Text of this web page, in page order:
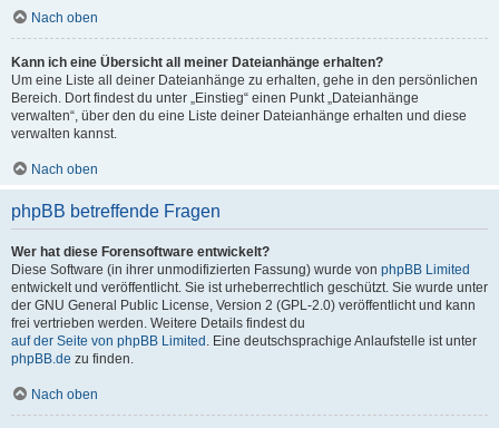
Nach oben
Kann ich eine Übersicht all meiner Dateianhänge erhalten?
Um eine Liste all deiner Dateianhänge zu erhalten, gehe in den persönlichen
Bereich. Dort findest du unter „Einstieg“ einen Punkt „Dateianhänge
verwalten“, über den du eine Liste deiner Dateianhänge erhalten und diese
verwalten kannst.
Nach oben
phpBB betreffende Fragen
Wer hat diese Forensoftware entwickelt?
Diese Software (in ihrer unmodifizierten Fassung) wurde von phpBB Limited
entwickelt und veröffentlicht. Sie ist urheberrechtlich geschützt. Sie wurde unter
der GNU General Public License, Version 2 (GPL-2.0) veröffentlicht und kann
frei vertrieben werden. Weitere Details findest du
auf der Seite von phpBB Limited . Eine deutschsprachige Anlaufstelle ist unter
phpBB.de zu finden.
Nach oben